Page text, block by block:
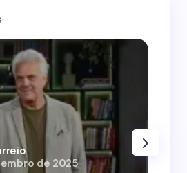
de 2025